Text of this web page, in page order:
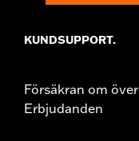
KUNDSUPPORT.
Försäkran om
Erbjudanden